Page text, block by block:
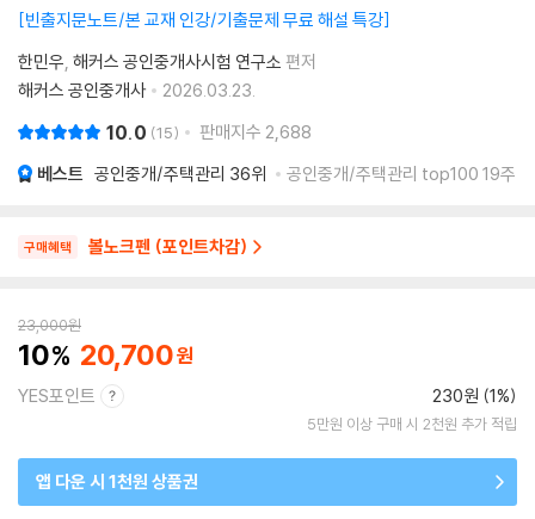
빈출지문노트/본 교재 인강/기출문제 무료 해설 특강
한민우 해커스 공인중개사시험 연구소 편저
해커스 공인중개사
2026.03.23.
10.0 15 판매지수 2,688
베스트 공인중개/주택관리 36위 공인중개/주택관리 top100 19주
구매혜택 볼노크펜 (포인트차감)
23,000원
10 20,700
YES포인트 230원 (1%)
5만원 이상 구매 시 2천원 추가 적립
앱 다운 시 1천원 상품권